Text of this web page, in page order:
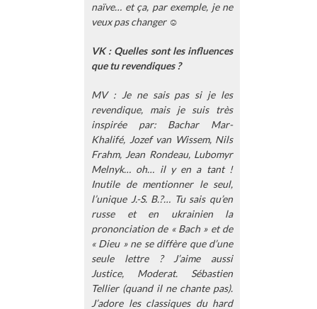
naïve… et ça, par exemple, je ne
veux pas changer ☺
VK : Quelles sont les influences
que tu revendiques ?
MV : Je ne sais pas si je les
revendique, mais je suis très
inspirée par: Bachar Mar-
Khalifé, Jozef van Wissem, Nils
Frahm, Jean Rondeau, Lubomyr
Melnyk… oh… il y en a tant !
Inutile de mentionner le seul,
l’unique J.-S. B.?… Tu sais qu’en
russe et en ukrainien la
prononciation de « Bach » et de
« Dieu » ne se diffère que d’une
seule lettre ? J’aime aussi
Justice, Moderat. Sébastien
Tellier (quand il ne chante pas).
J’adore les classiques du hard